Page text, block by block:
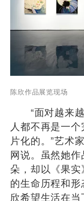
陈欣作品展览现场
“面对越来越
人都不再是一
片化的。”艺术
网说。虽然她
朵，却以《果
的生命历程和
欣希望生活在